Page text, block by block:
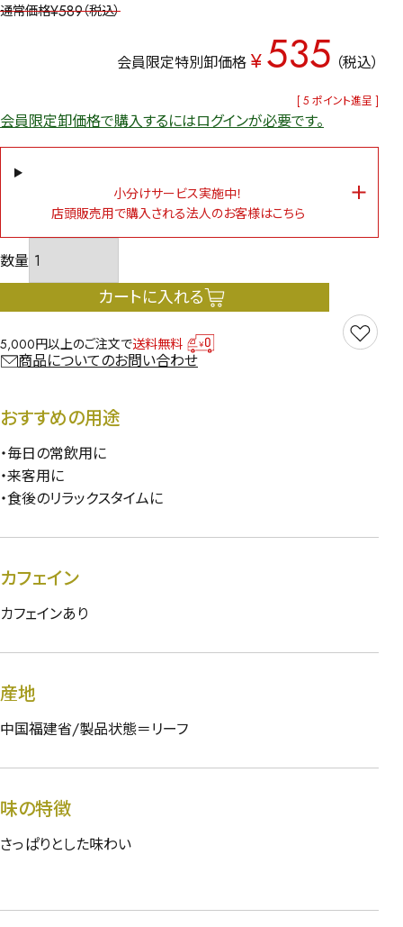
通常価格¥589 税込
会員限定特別卸価格 ¥535 税込
[ 5 ポイント進呈 ]
会員限定卸価格で購入するにはログインが必要です。
小分けサービス実施中！
店頭販売用で購入される法人のお客様はこちら
カートに入れる
5,000円以上のご注文で送料無料
商品についてのお問い合わせ
おすすめの用途
・毎日の常飲用に
・来客用に
・食後のリラックスタイムに
カフェイン
カフェインあり
産地
中国福建省/製品状態＝リーフ
味の特徴
さっぱりとした味わい